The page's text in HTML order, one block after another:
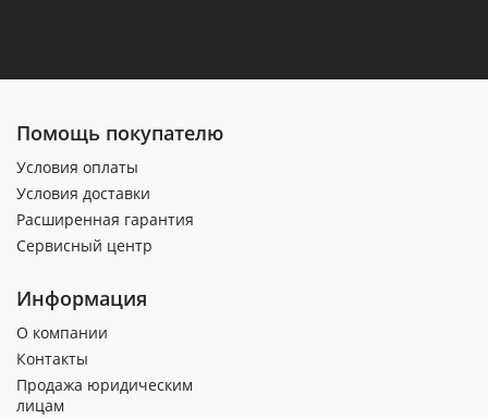
Помощь покупателю
Условия оплаты
Условия доставки
Расширенная гарантия
Сервисный центр
Информация
О компании
Контакты
Продажа юридическим
лицам